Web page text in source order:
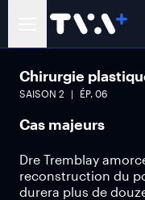
Chirurgie
SAISON 2 ÉP. 06
Cas majeurs
Dre Tremblay
reconstruction du
durera plus de